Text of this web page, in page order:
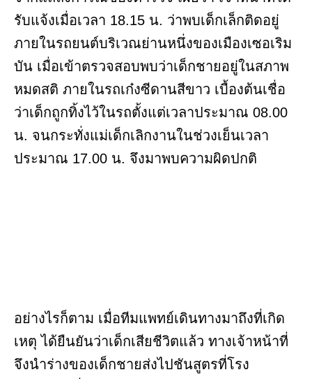
รับแจ้งเมื่อเวลา 18.15 น. ว่าพบเด็กเล็กติดอยู่
ภายในรถยนต์บริเวณย่านหนึ่งของเมืองเซอเริม
บัน เมื่อเข้าตรวจสอบพบว่าเด็กชายอยู่ในสภาพ
หมดสติ ภายในรถเก๋งซีดานสีขาว เบื้องต้นเชื่อ
ว่าเด็กถูกทิ้งไว้ในรถตั้งแต่เวลาประมาณ 08.00
น. จนกระทั่งแม่เด็กเลิกงานในช่วงเย็นเวลา
ประมาณ 17.00 น. จึงมาพบความผิดปกติ
อย่างไรก็ตาม เมื่อทีมแพทย์เดินทางมาถึงที่เกิด
เหตุ ได้ยืนยันว่าเด็กเสียชีวิตแล้ว ทางเจ้าหน้าที่
จึงนำร่างของเด็กชายส่งไปชันสูตรที่โรง